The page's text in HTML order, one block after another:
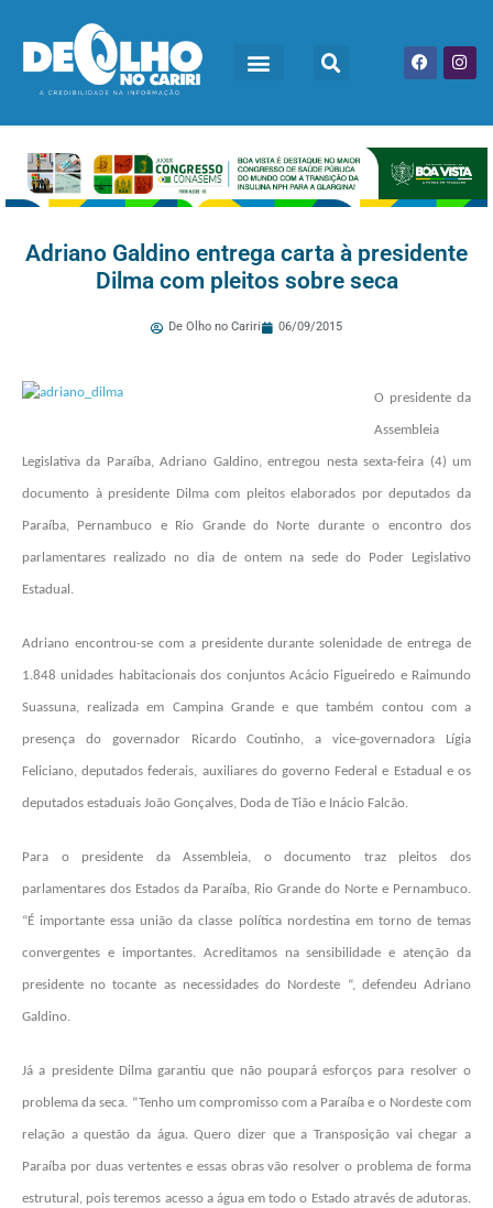
Adriano Galdino entrega carta à presidente
Dilma com pleitos sobre seca
De Olho no Cariri 06/09/2015
O presidente da
Assembleia
Legislativa da Paraíba, Adriano Galdino, entregou nesta sexta-feira (4) um
documento à presidente Dilma com pleitos elaborados por deputados da
Paraíba, Pernambuco e Rio Grande do Norte durante o encontro dos
parlamentares realizado no dia de ontem na sede do Poder Legislativo
Estadual.
Adriano encontrou-se com a presidente durante solenidade de entrega de
1.848 unidades habitacionais dos conjuntos Acácio Figueiredo e Raimundo
Suassuna, realizada em Campina Grande e que também contou com a
presença do governador Ricardo Coutinho, a vice-governadora Lígia
Feliciano, deputados federais, auxiliares do governo Federal e Estadual e os
deputados estaduais João Gonçalves, Doda de Tião e Inácio Falcão.
Para o presidente da Assembleia, o documento traz pleitos dos
parlamentares dos Estados da Paraíba, Rio Grande do Norte e Pernambuco.
“É importante essa união da classe política nordestina em torno de temas
convergentes e importantes. Acreditamos na sensibilidade e atenção da
presidente no tocante as necessidades do Nordeste “, defendeu Adriano
Galdino.
Já a presidente Dilma garantiu que não poupará esforços para resolver o
problema da seca. “Tenho um compromisso com a Paraíba e o Nordeste com
relação a questão da água. Quero dizer que a Transposição vai chegar a
Paraíba por duas vertentes e essas obras vão resolver o problema de forma
estrutural, pois teremos acesso a água em todo o Estado através de adutoras.